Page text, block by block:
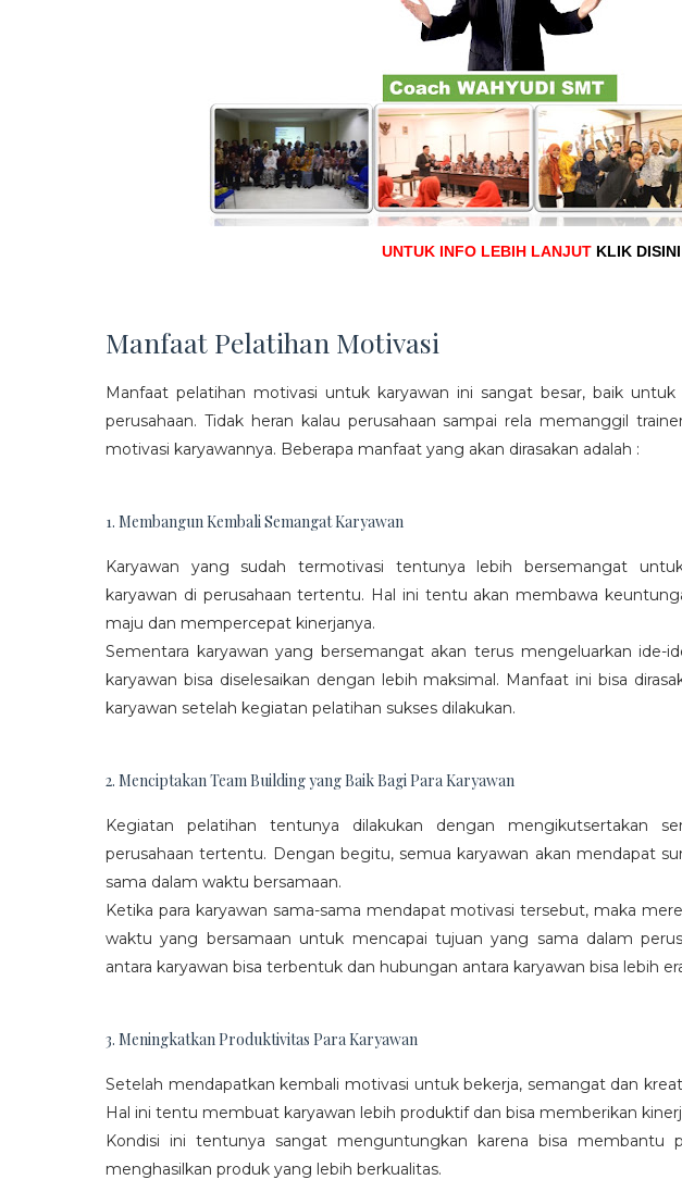
UNTUK INFO LEBIH LANJUT KLIK DISINI
Manfaat Pelatihan Motivasi
Manfaat pelatihan motivasi untuk karyawan ini sangat besar, baik
perusahaan. Tidak heran kalau perusahaan sampai rela memanggil
motivasi karyawannya. Beberapa manfaat yang akan dirasakan adalah :
1. Membangun Kembali Semangat Karyawan
Karyawan yang sudah termotivasi tentunya lebih bersemangat
karyawan di perusahaan tertentu. Hal ini tentu akan membawa
maju dan mempercepat kinerjanya.
Sementara karyawan yang bersemangat akan terus mengeluarkan ide-
karyawan bisa diselesaikan dengan lebih maksimal. Manfaat ini bisa
karyawan setelah kegiatan pelatihan sukses dilakukan.
2. Menciptakan Team Building yang Baik Bagi Para Karyawan
Kegiatan pelatihan tentunya dilakukan dengan mengikutsertakan
perusahaan tertentu. Dengan begitu, semua karyawan akan mendapat
sama dalam waktu bersamaan.
Ketika para karyawan sama-sama mendapat motivasi tersebut, maka
waktu yang bersamaan untuk mencapai tujuan yang sama dalam
antara karyawan bisa terbentuk dan hubungan antara karyawan bisa lebih
3. Meningkatkan Produktivitas Para Karyawan
Setelah mendapatkan kembali motivasi untuk bekerja, semangat dan
Hal ini tentu membuat karyawan lebih produktif dan bisa memberikan
Kondisi ini tentunya sangat menguntungkan karena bisa membantu
menghasilkan produk yang lebih berkualitas.